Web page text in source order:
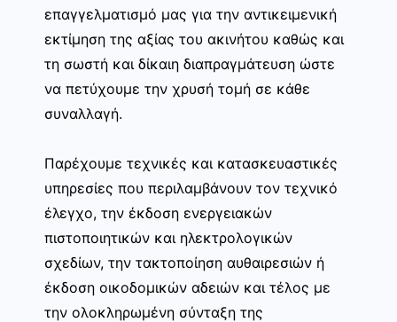
επαγγελματισμό μας για την αντικειμενική
εκτίμηση της αξίας του ακινήτου καθώς και
τη σωστή και δίκαιη διαπραγμάτευση ώστε
να πετύχουμε την χρυσή τομή σε κάθε
συναλλαγή.
Παρέχουμε τεχνικές και κατασκευαστικές
υπηρεσίες που περιλαμβάνουν τον τεχνικό
έλεγχο, την έκδοση ενεργειακών
πιστοποιητικών και ηλεκτρολογικών
σχεδίων, την τακτοποίηση αυθαιρεσιών ή
έκδοση οικοδομικών αδειών και τέλος με
την ολοκληρωμένη σύνταξη της